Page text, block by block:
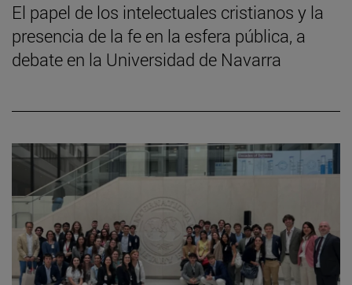
El papel de los intelectuales cristianos y la
presencia de la fe en la esfera pública, a
debate en la Universidad de Navarra